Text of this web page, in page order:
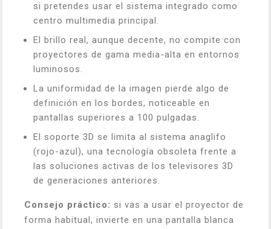
si pretendes usar el sistema integrado como
centro multimedia principal.
El brillo real, aunque decente, no compite con
proyectores de gama media-alta en entornos
luminosos.
La uniformidad de la imagen pierde algo de
definición en los bordes, noticeable en
pantallas superiores a 100 pulgadas.
El soporte 3D se limita al sistema anaglifo
(rojo-azul), una tecnología obsoleta frente a
las soluciones activas de los televisores 3D
de generaciones anteriores.
Consejo práctico: si vas a usar el proyector de
forma habitual, invierte en una pantalla blanca